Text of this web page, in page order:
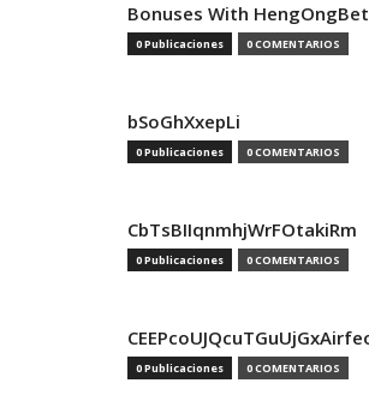
Bonuses With
0 Publicaciones 0 COMENTARIOS
bSoGhXxepLi
0 Publicaciones 0 COMENTARIOS
CbTsBIIqnmhjWrFOtakiRm
0 Publicaciones 0 COMENTARIOS
0 Publicaciones 0 COMENTARIOS